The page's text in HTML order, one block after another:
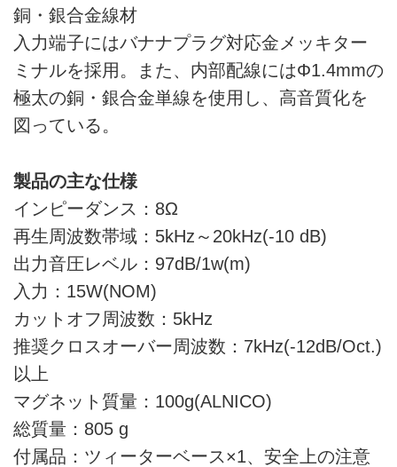
銅・銀合金線材
入力端子にはバナナプラグ対応金メッキター
ミナルを採用。また、内部配線にはΦ1.4mmの
極太の銅・銀合金単線を使用し、高音質化を
図っている。
製品の主な仕様
インピーダンス：8Ω
再生周波数帯域：5kHz～20kHz(-10 dB)
出力音圧レベル：97dB/1w(m)
入力：15W(NOM)
カットオフ周波数：5kHz
推奨クロスオーバー周波数：7kHz(-12dB/Oct.)
以上
マグネット質量：100g(ALNICO)
総質量：805 g
付属品：ツィーターベース×1、安全上の注意